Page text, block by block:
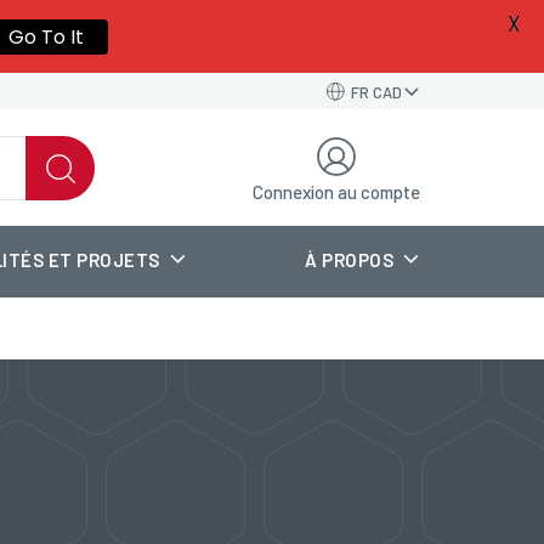
FR CAD
Connexion au compte
ET PROJETS À PROPOS
Go To It X